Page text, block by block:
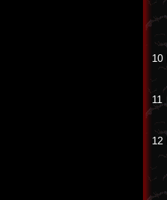
10
11
12